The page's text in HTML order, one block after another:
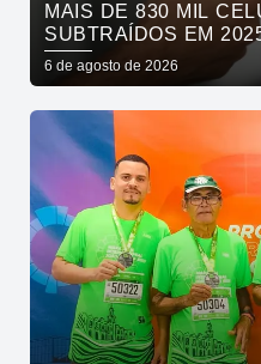
MAIS DE 830 MIL
SUBTRAÍDOS EM
6 de agosto de 2026